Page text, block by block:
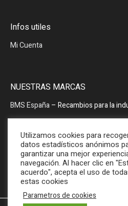
Infos utiles
Mi Cuenta
NUESTRAS MARCAS
BMS España– Recambios para la
PRODOPTIM– Mesa de
Utilizamos cookies para
datos estadísticos anónimos
garantizar una mejor
navegación. Al hacer clic en
acuerdo", acepta el uso de
estas cookies
Parametros de cookies